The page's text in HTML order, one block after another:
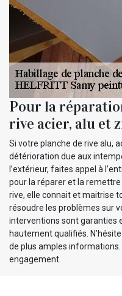
Pour la
rive acier, alu et
Si votre planche de rive alu,
détérioration due aux
l’extérieur, faites appel à
pour la réparer et la
rive, elle connait et maitrise
résoudre les problèmes sur
interventions sont garanties
hautement qualifiés.
de plus amples
engagement.